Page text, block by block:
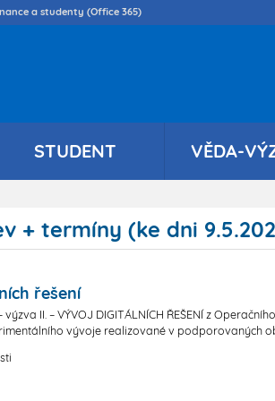
Přejít
k
a studenty (Office 365)
STUDENT VĚDA-
+ termíny (ke dni
řešení
II. – VÝVOJ DIGITÁLNÍCH ŘEŠENÍ z
vývoje realizované v podporovaných